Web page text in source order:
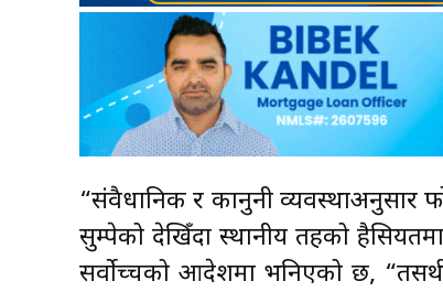
“संवैधानिक र कानुनी व्यवस्थाअनुसार
सुम्पेको देखिँदा स्थानीय तहको
सर्वोच्चको आदेशमा भनिएको छ,